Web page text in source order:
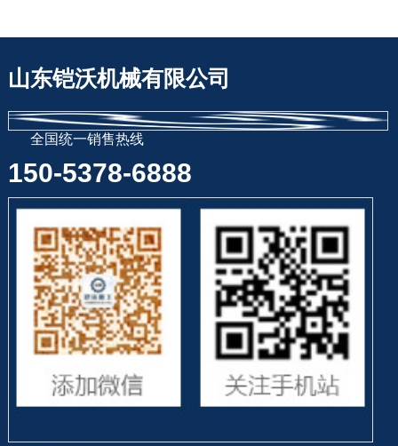
山东铠沃机械有限公司
全国统一销售热线
150-5378-6888